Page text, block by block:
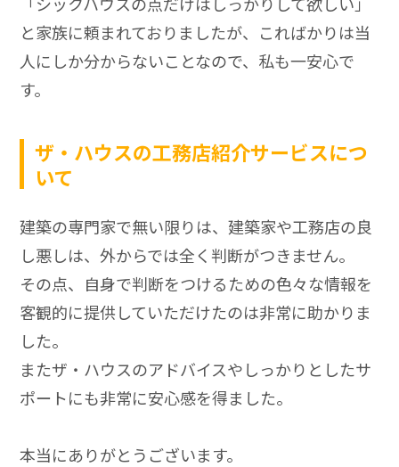
と家族に頼まれておりましたが、こればかりは当
人にしか分からないことなので、私も一安心で
す。
ザ・ハウスの工務店紹介サービスにつ
いて
建築の専門家で無い限りは、建築家や工務店の良
し悪しは、外からでは全く判断がつきません。
その点、自身で判断をつけるための色々な情報を
客観的に提供していただけたのは非常に助かりま
した。
またザ・ハウスのアドバイスやしっかりとしたサ
ポートにも非常に安心感を得ました。
本当にありがとうございます。